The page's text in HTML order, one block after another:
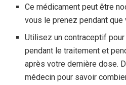
Ce médicament peut être
vous le prenez pendant
Utilisez un contraceptif
pendant le traitement et
après votre dernière dose.
médecin pour savoir